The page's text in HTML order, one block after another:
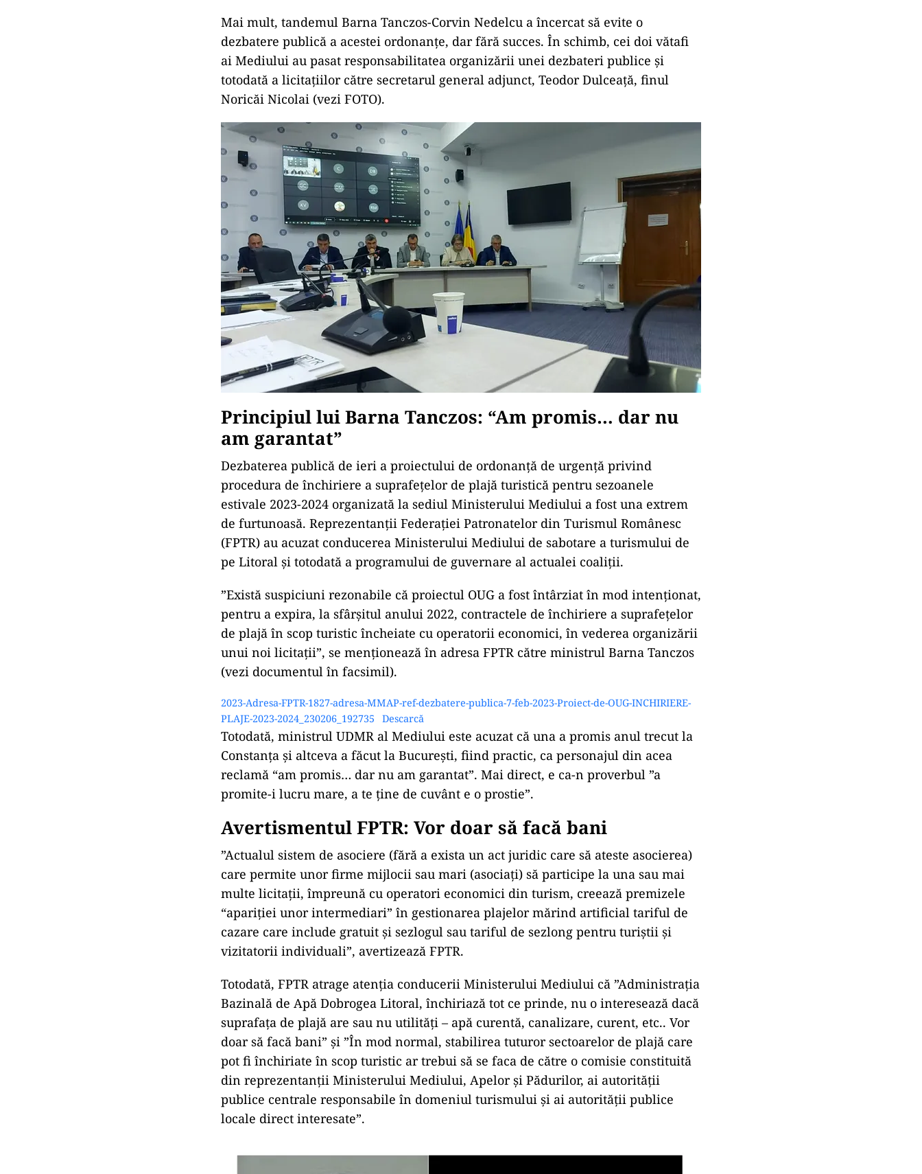
Mai mult, tandemul Barna Tanczos-Corvin Nedelcu a încercat să evite o
dezbatere publică a acestei ordonanțe, dar fără succes. În schimb, cei doi vătafi
ai Mediului au pasat responsabilitatea organizării unei dezbateri publice și
totodată a licitațiilor către secretarul general adjunct, Teodor Dulceață, finul
Noricăi Nicolai (vezi FOTO).
Principiul lui Barna Tanczos: “Am promis… dar nu
am garantat”
Dezbaterea publică de ieri a proiectului de ordonanță de urgență privind
procedura de închiriere a suprafețelor de plajă turistică pentru sezoanele
estivale 2023-2024 organizată la sediul Ministerului Mediului a fost una extrem
de furtunoasă. Reprezentanții Federației Patronatelor din Turismul Românesc
(FPTR) au acuzat conducerea Ministerului Mediului de sabotare a turismului de
pe Litoral și totodată a programului de guvernare al actualei coaliții.
”Există suspiciuni rezonabile că proiectul OUG a fost întârziat în mod intenționat,
pentru a expira, la sfârșitul anului 2022, contractele de închiriere a suprafețelor
de plajă în scop turistic încheiate cu operatorii economici, în vederea organizării
unui noi licitații”, se menționează în adresa FPTR către ministrul Barna Tanczos
(vezi documentul în facsimil).
2023-Adresa-FPTR-1827-adresa-MMAP-ref-dezbatere-publica-7-feb-2023-Proiect-de-OUG-INCHIRIERE-
PLAJE-2023-2024_230206_192735
Descarcă
Totodată, ministrul UDMR al Mediului este acuzat că una a promis anul trecut la
Constanța și altceva a făcut la București, fiind practic, ca personajul din acea
reclamă “am promis… dar nu am garantat”. Mai direct, e ca-n proverbul ”a
promite-i lucru mare, a te ține de cuvânt e o prostie”.
Avertismentul FPTR: Vor doar să facă bani
”Actualul sistem de asociere (fără a exista un act juridic care să ateste asocierea)
care permite unor firme mijlocii sau mari (asociați) să participe la una sau mai
multe licitații, împreună cu operatori economici din turism, creează premizele
“apariției unor intermediari” în gestionarea plajelor mărind artificial tariful de
cazare care include gratuit și sezlogul sau tariful de sezlong pentru turiștii și
vizitatorii individuali”, avertizează FPTR.
Totodată, FPTR atrage atenția conducerii Ministerului Mediului că ”Administrația
Bazinală de Apă Dobrogea Litoral, închiriază tot ce prinde, nu o interesează dacă
suprafața de plajă are sau nu utilități – apă curentă, canalizare, curent, etc.. Vor
doar să facă bani” și ”În mod normal, stabilirea tuturor sectoarelor de plajă care
pot fi închiriate în scop turistic ar trebui să se faca de către o comisie constituită
din reprezentanții Ministerului Mediului, Apelor și Pădurilor, ai autorității
publice centrale responsabile în domeniul turismului și ai autorității publice
locale direct interesate”.